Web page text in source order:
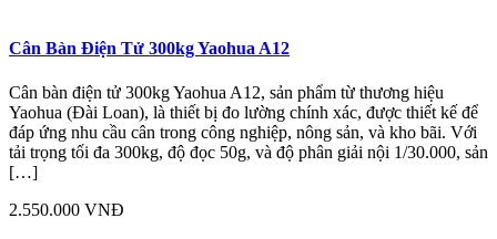
Cân Bàn Điện Tử 300kg Yaohua A12
Cân bàn điện tử 300kg Yaohua A12, sản phẩm từ thương hiệu
Yaohua (Đài Loan), là thiết bị đo lường chính xác, được thiết kế để
đáp ứng nhu cầu cân trong công nghiệp, nông sản, và kho bãi. Với
tải trọng tối đa 300kg, độ đọc 50g, và độ phân giải nội 1/30.000, sản
[…]
2.550.000 VNĐ